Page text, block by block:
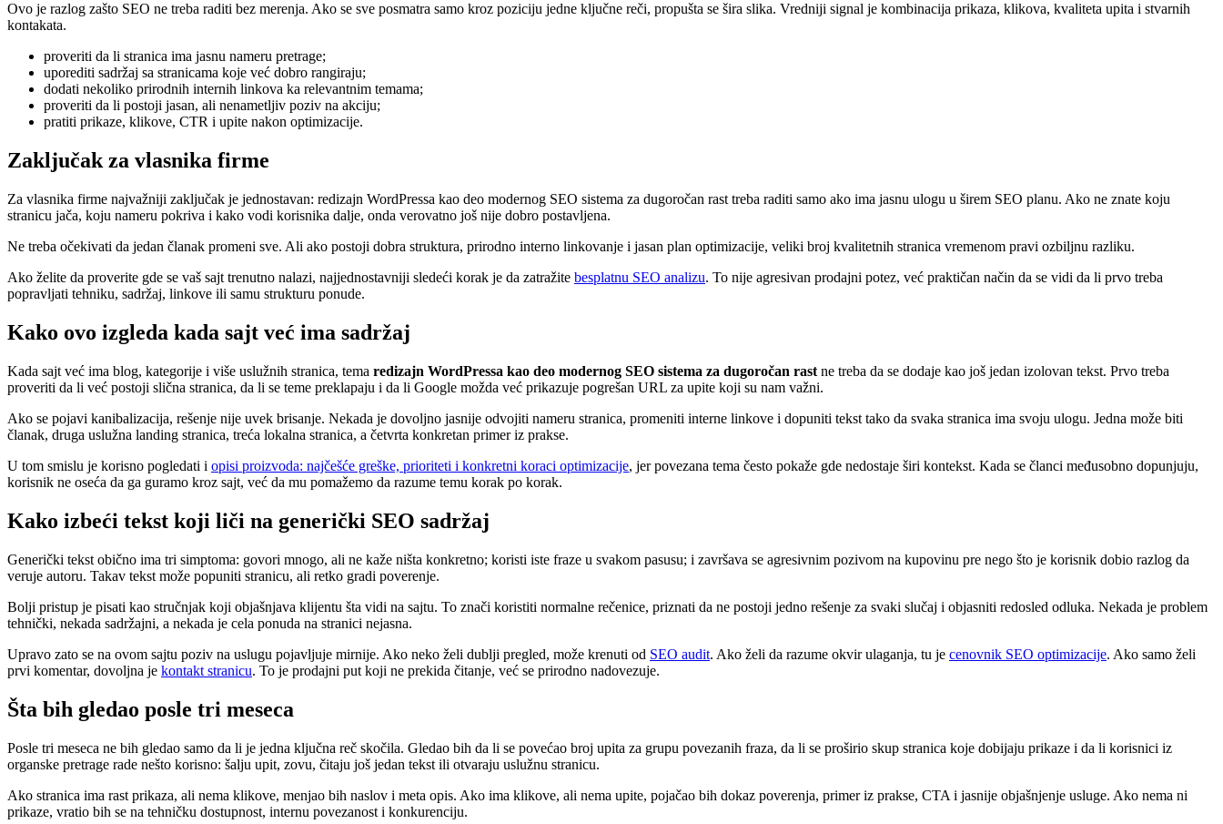
Ovo je razlog zašto SEO ne treba raditi bez merenja. Ako se sve posmatra samo kroz poziciju jedne ključne reči, propušta se šira slika. Vredniji signal je kombinacija prikaza, klikova, kvaliteta upita i stvarnih
kontakata.
proveriti da li stranica ima jasnu nameru pretrage;
uporediti sadržaj sa stranicama koje već dobro rangiraju;
dodati nekoliko prirodnih internih linkova ka relevantnim temama;
proveriti da li postoji jasan, ali nenametljiv poziv na akciju;
pratiti prikaze, klikove, CTR i upite nakon optimizacije.
Zaključak za vlasnika firme
Za vlasnika firme najvažniji zaključak je jednostavan: redizajn WordPressa kao deo modernog SEO sistema za dugoročan rast treba raditi samo ako ima jasnu ulogu u širem SEO planu. Ako ne znate koju
stranicu jača, koju nameru pokriva i kako vodi korisnika dalje, onda verovatno još nije dobro postavljena.
Ne treba očekivati da jedan članak promeni sve. Ali ako postoji dobra struktura, prirodno interno linkovanje i jasan plan optimizacije, veliki broj kvalitetnih stranica vremenom pravi ozbiljnu razliku.
Ako želite da proverite gde se vaš sajt trenutno nalazi, najjednostavniji sledeći korak je da zatražite besplatnu SEO analizu. To nije agresivan prodajni potez, već praktičan način da se vidi da li prvo treba
popravljati tehniku, sadržaj, linkove ili samu strukturu ponude.
Kako ovo izgleda kada sajt već ima sadržaj
Kada sajt već ima blog, kategorije i više uslužnih stranica, tema redizajn WordPressa kao deo modernog SEO sistema za dugoročan rast ne treba da se dodaje kao još jedan izolovan tekst. Prvo treba
proveriti da li već postoji slična stranica, da li se teme preklapaju i da li Google možda već prikazuje pogrešan URL za upite koji su nam važni.
Ako se pojavi kanibalizacija, rešenje nije uvek brisanje. Nekada je dovoljno jasnije odvojiti nameru stranica, promeniti interne linkove i dopuniti tekst tako da svaka stranica ima svoju ulogu. Jedna može biti
članak, druga uslužna landing stranica, treća lokalna stranica, a četvrta konkretan primer iz prakse.
U tom smislu je korisno pogledati i opisi proizvoda: najčešće greške, prioriteti i konkretni koraci optimizacije, jer povezana tema često pokaže gde nedostaje širi kontekst. Kada se članci međusobno dopunjuju,
korisnik ne oseća da ga guramo kroz sajt, već da mu pomažemo da razume temu korak po korak.
Kako izbeći tekst koji liči na generički SEO sadržaj
Generički tekst obično ima tri simptoma: govori mnogo, ali ne kaže ništa konkretno; koristi iste fraze u svakom pasusu; i završava se agresivnim pozivom na kupovinu pre nego što je korisnik dobio razlog da
veruje autoru. Takav tekst može popuniti stranicu, ali retko gradi poverenje.
Bolji pristup je pisati kao stručnjak koji objašnjava klijentu šta vidi na sajtu. To znači koristiti normalne rečenice, priznati da ne postoji jedno rešenje za svaki slučaj i objasniti redosled odluka. Nekada je problem
tehnički, nekada sadržajni, a nekada je cela ponuda na stranici nejasna.
Upravo zato se na ovom sajtu poziv na uslugu pojavljuje mirnije. Ako neko želi dublji pregled, može krenuti od SEO audit. Ako želi da razume okvir ulaganja, tu je cenovnik SEO optimizacije. Ako samo želi
prvi komentar, dovoljna je kontakt stranicu. To je prodajni put koji ne prekida čitanje, već se prirodno nadovezuje.
Šta bih gledao posle tri meseca
Posle tri meseca ne bih gledao samo da li je jedna ključna reč skočila. Gledao bih da li se povećao broj upita za grupu povezanih fraza, da li se proširio skup stranica koje dobijaju prikaze i da li korisnici iz
organske pretrage rade nešto korisno: šalju upit, zovu, čitaju još jedan tekst ili otvaraju uslužnu stranicu.
Ako stranica ima rast prikaza, ali nema klikove, menjao bih naslov i meta opis. Ako ima klikove, ali nema upite, pojačao bih dokaz poverenja, primer iz prakse, CTA i jasnije objašnjenje usluge. Ako nema ni
prikaze, vratio bih se na tehničku dostupnost, internu povezanost i konkurenciju.